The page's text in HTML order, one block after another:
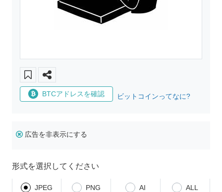
BTCアドレスを確認 ビットコインってなに?
広告を非表示にする
形式を選択してください
JPEG PNG AI ALL